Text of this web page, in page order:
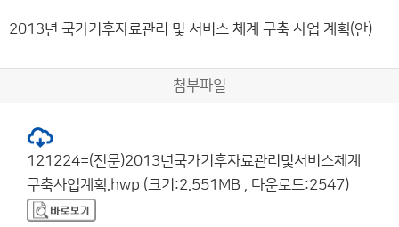
2013년 국가기후자료관리 및 서비스 체계 구축 사업 계획(안)
첨부파일
121224=(전문)2013년국가기후자료관리및서비스체계
구축사업계획.hwp (크기:2.551MB , 다운로드:2547)